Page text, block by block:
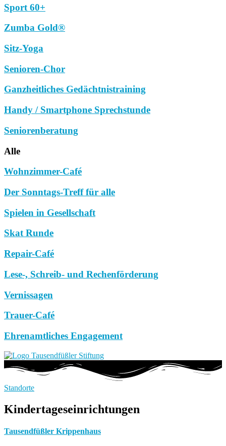
Sport 60+
Zumba Gold®
Sitz-Yoga
Senioren-Chor
Ganzheitliches Gedächtnistraining
Handy / Smartphone Sprechstunde
Seniorenberatung
Alle
Wohnzimmer-Café
Der Sonntags-Treff für alle
Spielen in Gesellschaft
Skat Runde
Repair-Café
Lese-, Schreib- und Rechenförderung
Vernissagen
Trauer-Café
Ehrenamtliches Engagement
Standorte
Kindertageseinrichtungen
Tausendfüßler Krippenhaus